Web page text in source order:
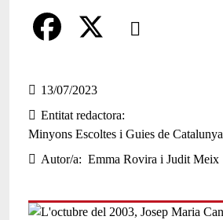
Comparteix
a
c
o
13/07/2023
Entitat redactora
Minyons Escoltes i Guies de Catalunya
Autor/a
Emma Rovira i Judit Meix